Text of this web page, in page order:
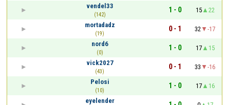
vendel33
(142)
1 - 0 15
22
mortadadz
(19)
0 - 1 32
-17
nord6
(0)
1 - 0 17
15
vick2027
(43)
0 - 1 33
-16
Pelosi
(10)
1 - 0 17
16
eyelender